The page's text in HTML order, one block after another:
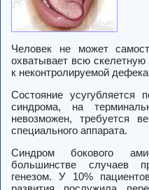
Человек не может
охватывает всю
к неконтролируемой
Состояние усугубляется
синдрома, на
невозможен, требуется
специального аппарата.
Синдром бокового
большинстве случаев
генезом. У 10%